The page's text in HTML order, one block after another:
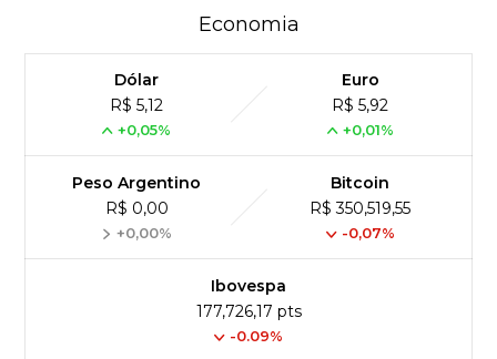
Economia
Dólar
R$ 5,12
+0,05%
Euro
R$ 5,92
+0,01%
Peso Argentino
R$ 0,00
+0,00%
Bitcoin
R$ 350,519,55
-0,07%
Ibovespa
177,726,17 pts
-0.09%